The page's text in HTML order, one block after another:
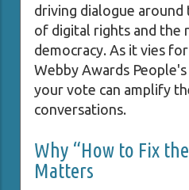
driving dialogue around
of digital rights and the
democracy. As it vies
Webby Awards
your vote can amplify
conversations.
Why “How to Fix
Matters